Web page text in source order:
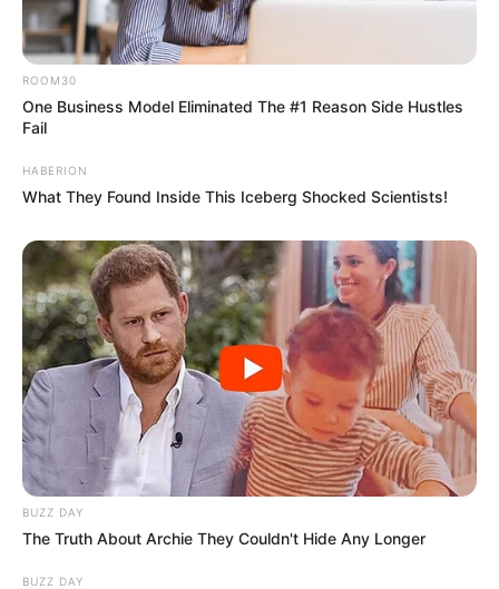
ROOM30
One Business Model Eliminated The #1 Reason Side Hustles
Fail
HABERION
What They Found Inside This Iceberg Shocked Scientists!
BUZZ DAY
The Truth About Archie They Couldn't Hide Any Longer
BUZZ DAY